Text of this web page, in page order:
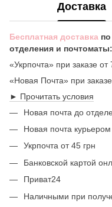
Доставка
Бесплатная доставка
отделения и почтоматы:
«Укрпочта» при заказе от
«Новая Почта» при
► Прочитать условия
Новая почта до
Новая почта курьером
Укрпочта от 45 грн
Банковской картой
Приват24
Наличными при